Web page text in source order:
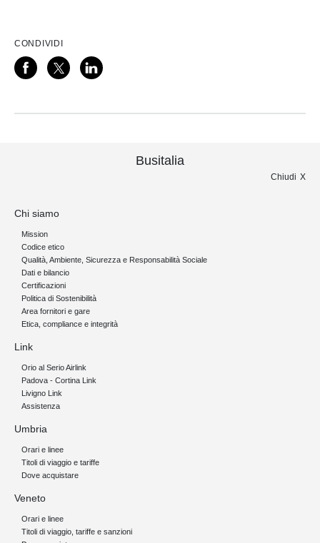
CONDIVIDI
Busitalia
Chiudi
Chi siamo
Mission
Codice etico
Qualità, Ambiente, Sicurezza e Responsabilità Sociale
Dati e bilancio
Certificazioni
Politica di Sostenibilità
Area fornitori e gare
Etica, compliance e integrità
Link
Orio al Serio Airlink
Padova - Cortina Link
Livigno Link
Assistenza
Umbria
Orari e linee
Titoli di viaggio e tariffe
Dove acquistare
Veneto
Orari e linee
Titoli di viaggio, tariffe e sanzioni